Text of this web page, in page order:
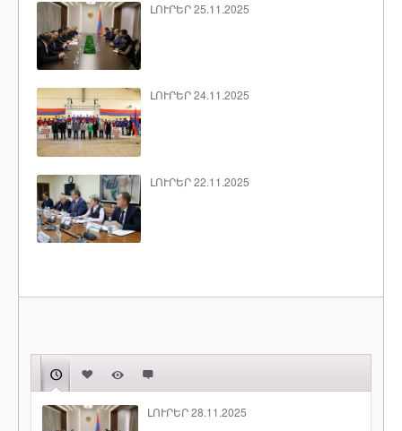
ԼՈՒՐԵՐ 25.11.2025
ԼՈՒՐԵՐ 24.11.2025
ԼՈՒՐԵՐ 22.11.2025
ԼՈՒՐԵՐ 28.11.2025